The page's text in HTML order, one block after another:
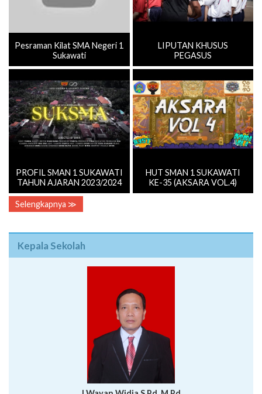
Pesraman Kilat SMA Negeri 1
Sukawati
LIPUTAN KHUSUS
PEGASUS
PROFIL SMAN 1 SUKAWATI
TAHUN AJARAN 2023/2024
HUT SMAN 1 SUKAWATI
KE-35 (AKSARA VOL.4)
Selengkapnya ≫
Kepala Sekolah